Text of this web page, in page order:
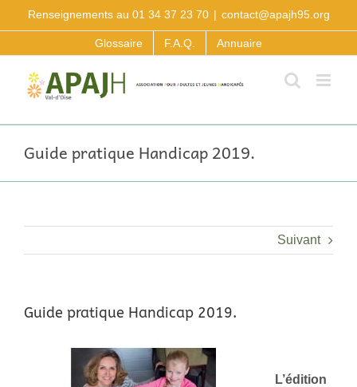
Renseignements au 01 34 37 23 70 | contact@apajh95.org
Glossaire F.A.Q. Annuaire
Guide pratique Handicap 2019.
Suivant
Guide pratique Handicap 2019.
L’édition